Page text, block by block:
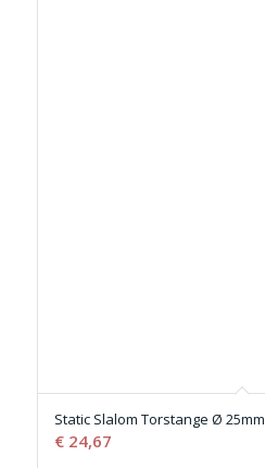
Static Slalom Torstange Ø 25mm
€24,67